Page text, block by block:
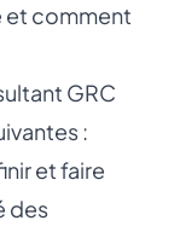
et comment
GRC
:
et faire
des